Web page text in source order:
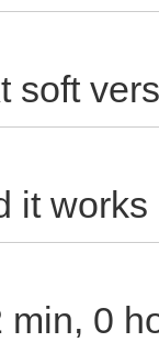
soft
it
min, 0